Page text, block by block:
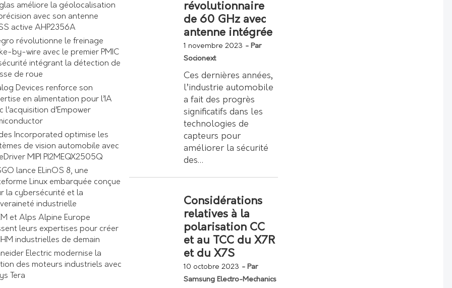
révolutionnaire
de 60 GHz avec
antenne intégrée
1 novembre 2023 - Par
Socionext
Ces dernières années,
l’industrie automobile
a fait des progrès
significatifs dans les
technologies de
capteurs pour
améliorer la sécurité
des…
Considérations
relatives à la
polarisation CC
et au TCC du X7R
et du X7S
10 octobre 2023 - Par
Samsung Electro-Mechanics
améliore la géolocalisation
avec son antenne
active AHP2356A
révolutionne le freinage
by-wire avec le premier PMIC
intégrant la détection de
de roue
Devices renforce son
en alimentation pour l’IA
l’acquisition d’Empower
Incorporated optimise les
de vision automobile avec
MIPI PI2MEQX2505Q
lance ELinOS 8, une
Linux embarquée conçue
la cybersécurité et la
industrielle
et Alps Alpine Europe
leurs expertises pour créer
industrielles de demain
Electric modernise la
des moteurs industriels avec
Tera